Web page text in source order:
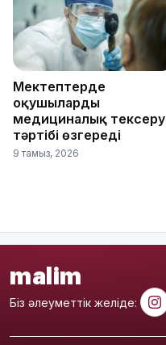
Мектептерде
оқушыларды
медициналық тексеру
тәртібі өзгереді
9 тамыз, 2026
malim
Біз әлеуметтік желіде: